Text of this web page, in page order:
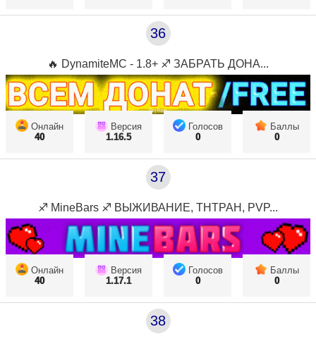
36
🔥 DynamiteMC - 1.8+ ♐ ЗАБРАТЬ ДОНА...
Онлайн
40
Версия
1.16.5
Голосов
0
Баллы
0
37
♐ MineBars ♐ ВЫЖИВАНИЕ, ТНТРАН, PVP...
Онлайн
40
Версия
1.17.1
Голосов
0
Баллы
0
38